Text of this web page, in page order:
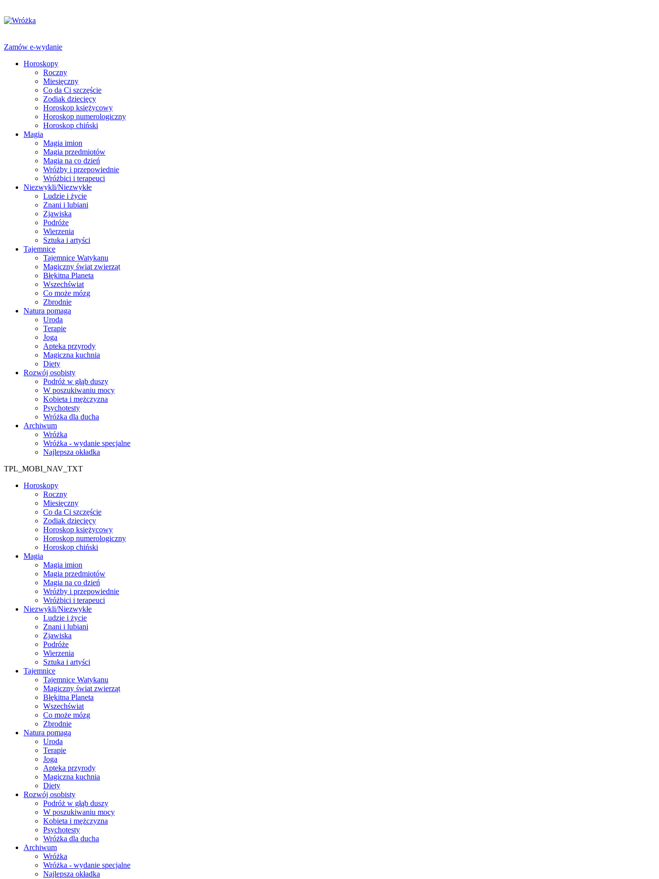
Zamów e-wydanie
Horoskopy
Roczny
Miesięczny
Co da Ci szczęście
Zodiak dziecięcy
Horoskop księżycowy
Horoskop numerologiczny
Horoskop chiński
Magia
Magia imion
Magia przedmiotów
Magia na co dzień
Wróżby i przepowiednie
Wróżbici i terapeuci
Niezwykli/Niezwykłe
Ludzie i życie
Znani i lubiani
Zjawiska
Podróże
Wierzenia
Sztuka i artyści
Tajemnice
Tajemnice Watykanu
Magiczny świat zwierząt
Błękitna Planeta
Wszechświat
Co może mózg
Zbrodnie
Natura pomaga
Uroda
Terapie
Joga
Apteka przyrody
Magiczna kuchnia
Diety
Rozwój osobisty
Podróż w głąb duszy
W poszukiwaniu mocy
Kobieta i mężczyzna
Psychotesty
Wróżka dla ducha
Archiwum
Wróżka
Wróżka - wydanie specjalne
Najlepsza okładka
TPL_MOBI_NAV_TXT
Horoskopy
Roczny
Miesięczny
Co da Ci szczęście
Zodiak dziecięcy
Horoskop księżycowy
Horoskop numerologiczny
Horoskop chiński
Magia
Magia imion
Magia przedmiotów
Magia na co dzień
Wróżby i przepowiednie
Wróżbici i terapeuci
Niezwykli/Niezwykłe
Ludzie i życie
Znani i lubiani
Zjawiska
Podróże
Wierzenia
Sztuka i artyści
Tajemnice
Tajemnice Watykanu
Magiczny świat zwierząt
Błękitna Planeta
Wszechświat
Co może mózg
Zbrodnie
Natura pomaga
Uroda
Terapie
Joga
Apteka przyrody
Magiczna kuchnia
Diety
Rozwój osobisty
Podróż w głąb duszy
W poszukiwaniu mocy
Kobieta i mężczyzna
Psychotesty
Wróżka dla ducha
Archiwum
Wróżka
Wróżka - wydanie specjalne
Najlepsza okładka